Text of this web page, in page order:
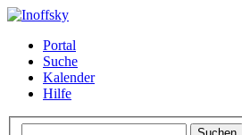
Portal
Suche
Kalender
Hilfe